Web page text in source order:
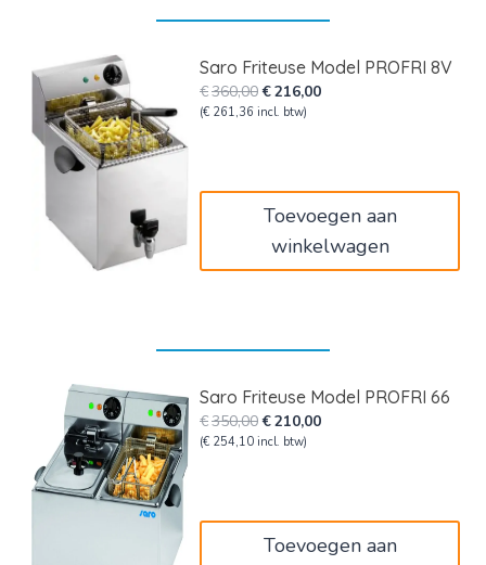
Saro Friteuse Model PROFRI 8V
€360,00Oorspronkelijke
prijs
€216,00Huidige
(€ 261,36 incl. btw)
Toevoegen aan
winkelwagen
Saro Friteuse Model PROFRI 66
€350,00Oorspronkelijke
prijs
€210,00Huidige
(€ 254,10 incl. btw)
Toevoegen aan